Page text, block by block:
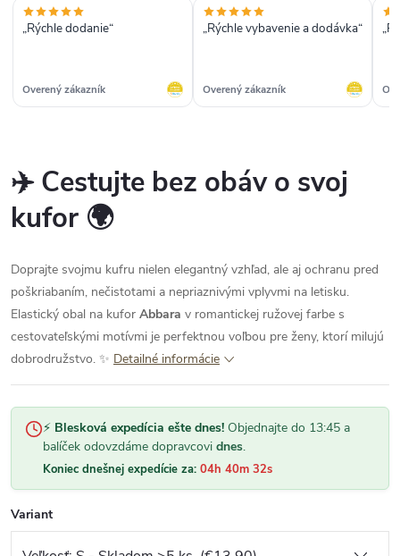
„Rýchle dodanie“
Overený zákazník
„Rýchle vybavenie a dodávka“
Overený zákazník
✈️ Cestujte bez obáv o svoj
kufor 🌍
Doprajte svojmu kufru nielen elegantný vzhľad, ale aj ochranu pred
poškriabaním, nečistotami a nepriaznivými vplyvmi na letisku.
Elastický obal na kufor Abbara v romantickej ružovej farbe s
cestovateľskými motívmi je perfektnou voľbou pre ženy, ktorí milujú
dobrodružstvo. ✨ Detailné informácie
⚡ Blesková expedícia ešte dnes! Objednajte do 13:45 a
balíček odovzdáme dopravcovi dnes.
Koniec dnešnej expedície za: 04h 40m 32s
Variant